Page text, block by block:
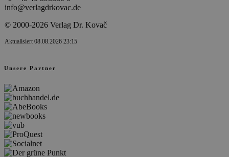
info@verlagdrkovac.de
© 2000-2026 Verlag Dr. Kovač
Aktualisiert 08.08.2026 23:15
Unsere Partner